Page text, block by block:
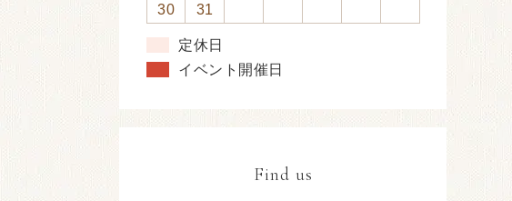
30
31
定休日
イベント開催日
Find us